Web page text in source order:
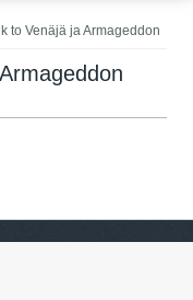
to Venäjä ja Armageddon